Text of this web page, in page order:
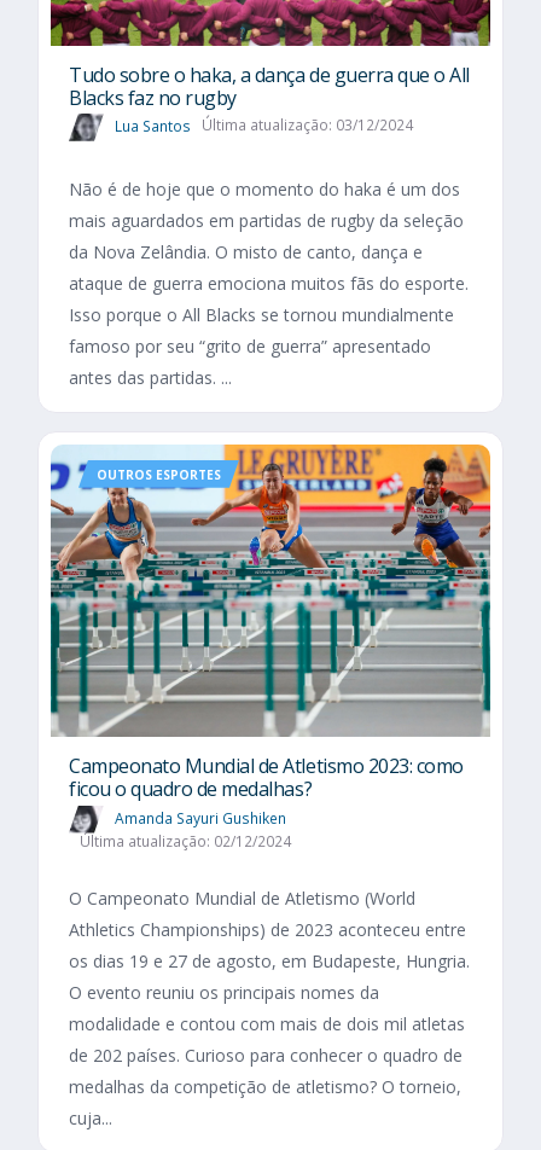
Tudo sobre o haka, a dança de guerra que o All
Blacks faz no rugby
Lua Santos Última atualização: 03/12/2024
Não é de hoje que o momento do haka é um dos
mais aguardados em partidas de rugby da seleção
da Nova Zelândia. O misto de canto, dança e
ataque de guerra emociona muitos fãs do esporte.
Isso porque o All Blacks se tornou mundialmente
famoso por seu “grito de guerra” apresentado
antes das partidas. ...
OUTROS ESPORTES
Campeonato Mundial de Atletismo 2023: como
ficou o quadro de medalhas?
Amanda Sayuri Gushiken
Última atualização: 02/12/2024
O Campeonato Mundial de Atletismo (World
Athletics Championships) de 2023 aconteceu entre
os dias 19 e 27 de agosto, em Budapeste, Hungria.
O evento reuniu os principais nomes da
modalidade e contou com mais de dois mil atletas
de 202 países. Curioso para conhecer o quadro de
medalhas da competição de atletismo? O torneio,
cuja...